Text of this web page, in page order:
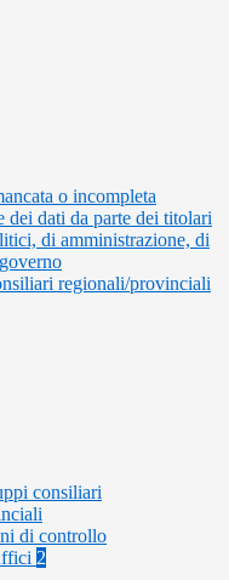
o incompleta
dei dati da parte dei titolari
di amministrazione, di
regionali/provinciali
consiliari
di controllo
2